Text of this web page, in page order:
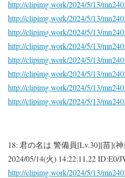
http://clipimg.work/2024/5/13/
http://clipimg.work/2024/5/13/
http://clipimg.work/2024/5/13/
http://clipimg.work/2024/5/13/
http://clipimg.work/2024/5/13/
http://clipimg.work/2024/5/13/
http://clipimg.work/2024/5/13/
http://clipimg.work/2024/5/13/
18: 君の名は 警備員[Lv.30][苗](神
2024/05/14(火) 14:22:11.22 ID:E0/
http://clipimg.work/2024/5/13/